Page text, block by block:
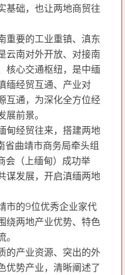
基础，也让两地商贸往
重要的工业重镇、滇东
云南对外开放、对接南
核心交通枢纽，是中缅
缅经贸互通、产业对
互通，为深化全方位经
前景。
甸经贸往来，搭建两地
曲靖市商务局牵头组
会（上缅甸）成功举
谋发展，开启滇缅两地
市的9位优秀企业家代
绕两地产业优势、特色
的产业资源、突出的外
优势产业，清晰阐述了